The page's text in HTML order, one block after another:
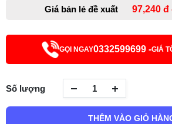
Giá bản lẻ đề xuất 97,240 đ
GỌI NGAY0332599699 -GIÁ
Số lượng
THÊM VÀO GIỎ